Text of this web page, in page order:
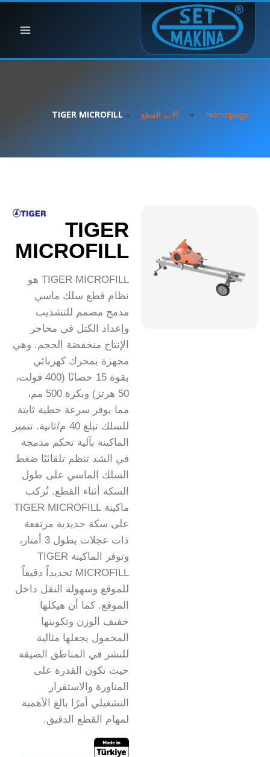
Homepage
» آلات القطع »
TIGER MICROFILL
TIGER
MICROFILL
TIGER MICROFILL هو
نظام قطع سلك ماسي
مدمج مصمم للتشذيب
وإعداد الكتل في محاجر
الإنتاج منخفضة الحجم. وهي
مجهزة بمحرك كهربائي
بقوة 15 حصانًا (400 فولت،
50 هرتز) وبكرة 500 مم،
مما يوفر سرعة خطية ثابتة
للسلك تبلغ 40 م/ثانية. تتميز
الماكينة بآلية تحكم مدمجة
في الشد تنظم تلقائيًا ضغط
السلك الماسي على طول
السكة أثناء القطع. تُركب
ماكينة TIGER MICROFILL
على سكة حديدية مرتفعة
ذات عجلات بطول 3 أمتار،
وتوفر الماكينة TIGER
MICROFILL تحديداً دقيقاً
للموقع وسهولة النقل داخل
الموقع. كما أن هيكلها
خفيف الوزن وتكوينها
المحمول يجعلها مثالية
للنشر في المناطق الضيقة
حيث تكون القدرة على
المناورة والاستقرار
التشغيلي أمرًا بالغ الأهمية
لمهام القطع الدقيق.